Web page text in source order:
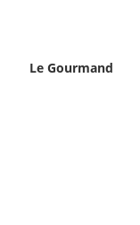
Le Gourmand